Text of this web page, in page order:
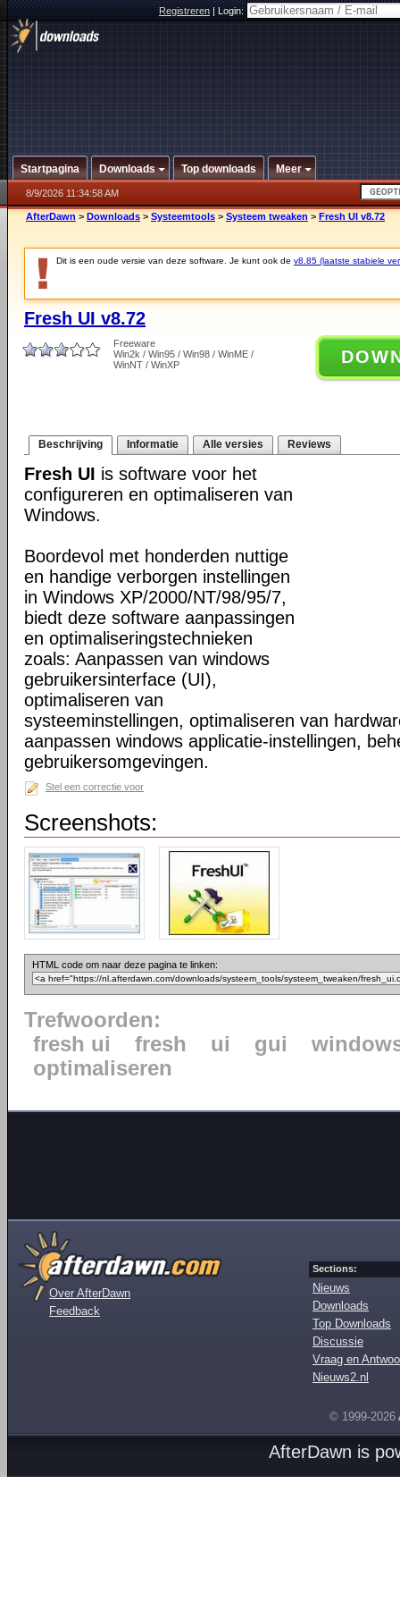
Registreren|Login:
Startpagina Downloads Top downloads Meer
8/9/2026 11:34:58 AM
AfterDawn > Downloads > Systeemtools > Systeem tweaken > Fresh UI v8.72
Dit is een oude versie van deze software. Je kunt ook de v8.85 (laatste stabiele
Fresh UI v8.72
Freeware
Win2k / Win95 / Win98 / WinME /
WinNT / WinXP
Beschrijving Informatie Alle versies Reviews
Fresh UI is software voor het
configureren en optimaliseren van
Windows.
Boordevol met honderden nuttige
en handige verborgen instellingen
in Windows XP/2000/NT/98/95/7,
biedt deze software aanpassingen
en optimaliseringstechnieken
zoals: Aanpassen van windows
gebruikersinterface (UI),
optimaliseren van
systeeminstellingen, optimaliseren van
aanpassen windows applicatie-instellingen,
gebruikersomgevingen.
Stel een correctie voor
Screenshots:
HTML code om naar deze pagina te linken:
Trefwoorden:
fresh ui
fresh ui gui
optimaliseren
Over AfterDawn
Feedback
Sections:
Nieuws
Downloads
Top Downloads
Discussie
Vraag en
Nieuws2.nl
© 1999-2026
AfterDawn is